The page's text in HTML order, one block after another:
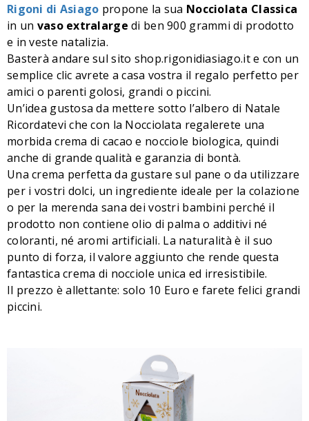
Rigoni di Asiago propone la sua Nocciolata Classica
in un vaso extralarge di ben 900 grammi di prodotto
e in veste natalizia.
Basterà andare sul sito shop.rigonidiasiago.ite con un
semplice clic avrete a casa vostra il regalo perfetto per
amici o parenti golosi, grandi o piccini.
Un’idea gustosa da mettere sotto l’albero di Natale
Ricordatevi che con la Nocciolata regalerete una
morbida crema di cacao e nocciole biologica, quindi
anche di grande qualità e garanzia di bontà.
Una crema perfetta da gustare sul pane o da utilizzare
per i vostri dolci, un ingrediente ideale per la colazione
o per la merenda sana dei vostri bambini perché il
prodotto non contiene olio di palma o additivi né
coloranti, né aromi artificiali. La naturalità è il suo
punto di forza, il valore aggiunto che rende questa
fantastica crema di nocciole unica ed irresistibile.
Il prezzo è allettante: solo 10 Euro e farete felici grandi
piccini.